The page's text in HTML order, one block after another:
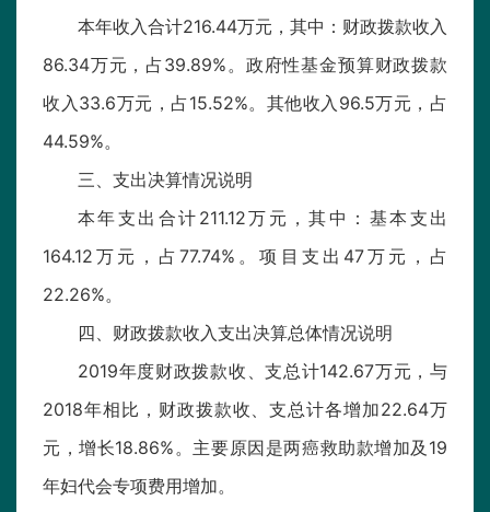
本年收入合计216.44万元，其中：财政拨款收入
86.34万元，占39.89%。政府性基金预算财政拨款
收入33.6万元，占15.52%。其他收入96.5万元，占
44.59%。
三、支出决算情况说明
本年支出合计211.12万元，其中：基本支出
164.12万元，占77.74%。项目支出47万元，占
22.26%。
四、财政拨款收入支出决算总体情况说明
2019年度财政拨款收、支总计142.67万元，与
2018年相比，财政拨款收、支总计各增加22.64万
元，增长18.86%。主要原因是两癌救助款增加及19
年妇代会专项费用增加。